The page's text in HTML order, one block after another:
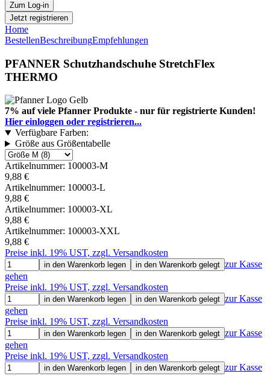
Zum Log-in
Jetzt registrieren
Home
BestellenBeschreibungEmpfehlungen
PFANNER Schutzhandschuhe StretchFlex
THERMO
7% auf viele Pfanner Produkte - nur für registrierte Kunden!
Hier einloggen oder registrieren...
Verfügbare Farben:
Größe aus Größentabelle
Artikelnummer: 100003-M
9,88 €
Artikelnummer: 100003-L
9,88 €
Artikelnummer: 100003-XL
9,88 €
Artikelnummer: 100003-XXL
9,88 €
Preise inkl. 19% UST, zzgl. Versandkosten
in den Warenkorb legen in den Warenkorb gelegt zur Kasse
gehen
Preise inkl. 19% UST, zzgl. Versandkosten
in den Warenkorb legen in den Warenkorb gelegt zur Kasse
gehen
Preise inkl. 19% UST, zzgl. Versandkosten
in den Warenkorb legen in den Warenkorb gelegt zur Kasse
gehen
Preise inkl. 19% UST, zzgl. Versandkosten
in den Warenkorb legen in den Warenkorb gelegt zur Kasse